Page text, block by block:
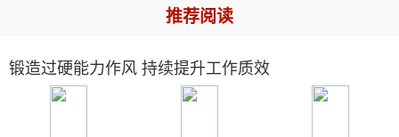
推荐阅读
锻造过硬能力作风 持续提升工作质效